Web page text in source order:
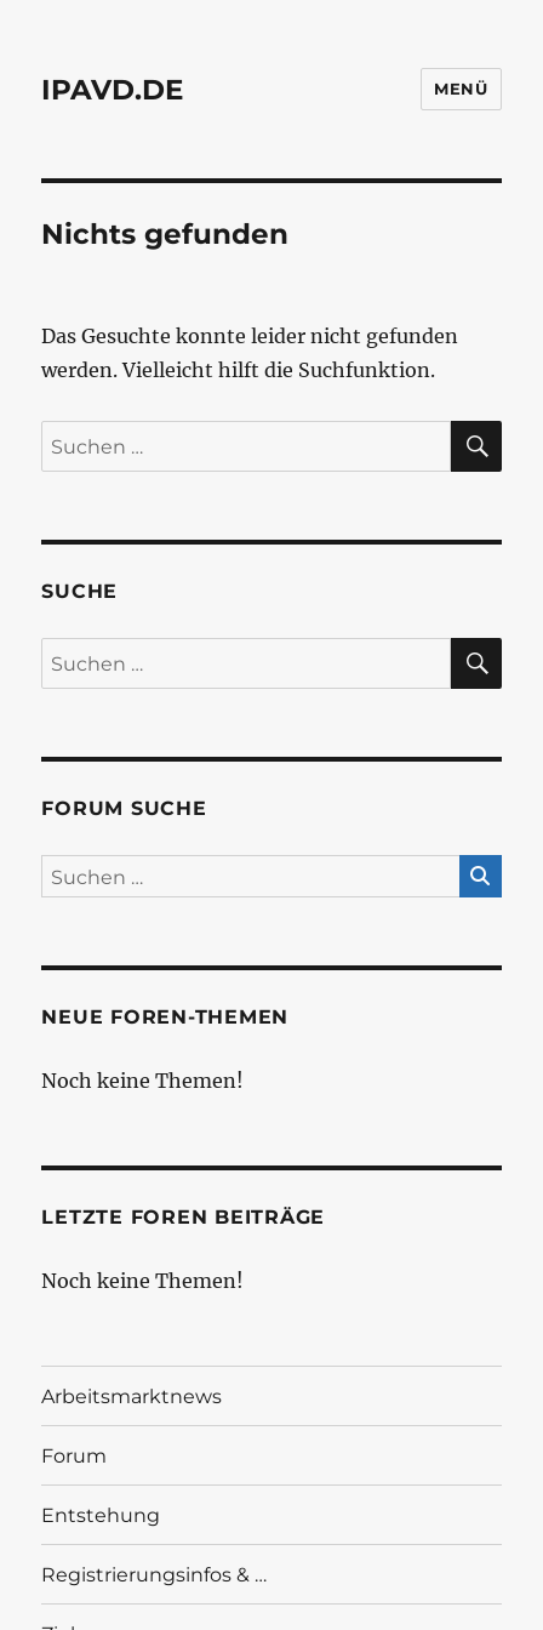
IPAVD.DE MENÜ
Nichts gefunden
Das Gesuchte konnte leider nicht gefunden
werden. Vielleicht hilft die Suchfunktion.
Suchen
nach:
SUCHE
Suchen
nach:
FORUM SUCHE
NEUE FOREN-THEMEN
Noch keine Themen!
LETZTE FOREN BEITRÄGE
Noch keine Themen!
Arbeitsmarktnews
Forum
Entstehung
Registrierungsinfos & …